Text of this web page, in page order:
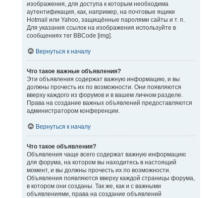
изображения, для доступа к которым необходима
аутентификация, как, например, на почтовые ящики
Hotmail или Yahoo, защищённые паролями сайты и т. п.
Для указания ссылок на изображения используйте в
сообщениях тег BBCode [img].
Вернуться к началу
Что такое важные объявления?
Эти объявления содержат важную информацию, и вы
должны прочесть их по возможности. Они появляются
вверху каждого из форумов и в вашем личном разделе.
Права на создание важных объявлений предоставляются
администратором конференции.
Вернуться к началу
Что такое объявления?
Объявления чаще всего содержат важную информацию
для форума, на котором вы находитесь в настоящий
момент, и вы должны прочесть их по возможности.
Объявления появляются вверху каждой страницы форума,
в котором они созданы. Так же, как и с важными
объявлениями, права на создание объявлений